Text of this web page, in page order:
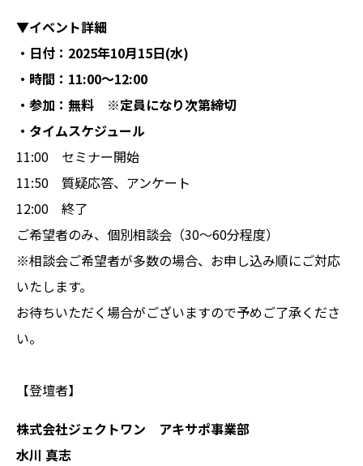
▼イベント詳細
・日付：2025年10月15日(水)
・時間：11:00〜12:00
・参加：無料 ※定員になり次第締切
・タイムスケジュール
11:00 セミナー開始
11:50 質疑応答、アンケート
12:00 終了
ご希望者のみ、個別相談会（30～60分程度）
※相談会ご希望者が多数の場合、お申し込み順にご対応
いたします。
お待ちいただく場合がございますので予めご了承くださ
い。
【登壇者】
株式会社ジェクトワン アキサポ事業部
水川 真志